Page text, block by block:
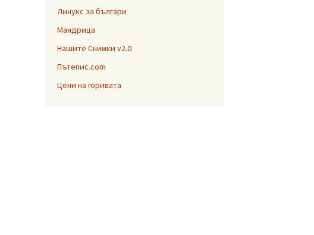
Линукс за българи
Мандрица
Нашите Снимки v2.0
Пътепис.com
Цени на горивата